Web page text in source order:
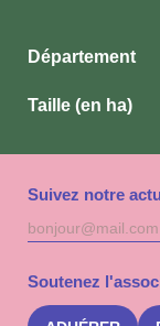
Département
Taille (en ha)
Suivez notre
Adresse
mail
Soutenez